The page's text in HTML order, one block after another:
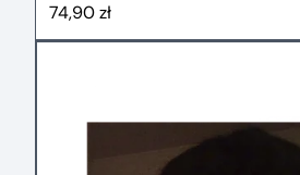
74,90 zł